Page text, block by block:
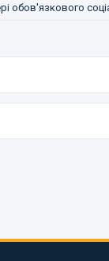
обов'язкового